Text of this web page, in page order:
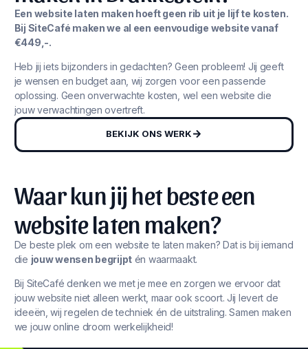
Een website laten maken hoeft geen rib uit je lijf te kosten.
Bij SiteCafé maken we al een eenvoudige website vanaf
€449,-.
Heb jij iets bijzonders in gedachten? Geen probleem! Jij geeft
je wensen en budget aan, wij zorgen voor een passende
oplossing. Geen onverwachte kosten, wel een website die
jouw verwachtingen overtreft.
BEKIJK ONS WERK
Waar kun jij het beste een
website laten maken?
De beste plek om een website te laten maken? Dat is bij iemand
die jouw wensen begrijpt én waarmaakt.
Bij SiteCafé denken we met je mee en zorgen we ervoor dat
jouw website niet alleen werkt, maar ook scoort. Jij levert de
ideeën, wij regelen de techniek én de uitstraling. Samen maken
we jouw online droom werkelijkheid!